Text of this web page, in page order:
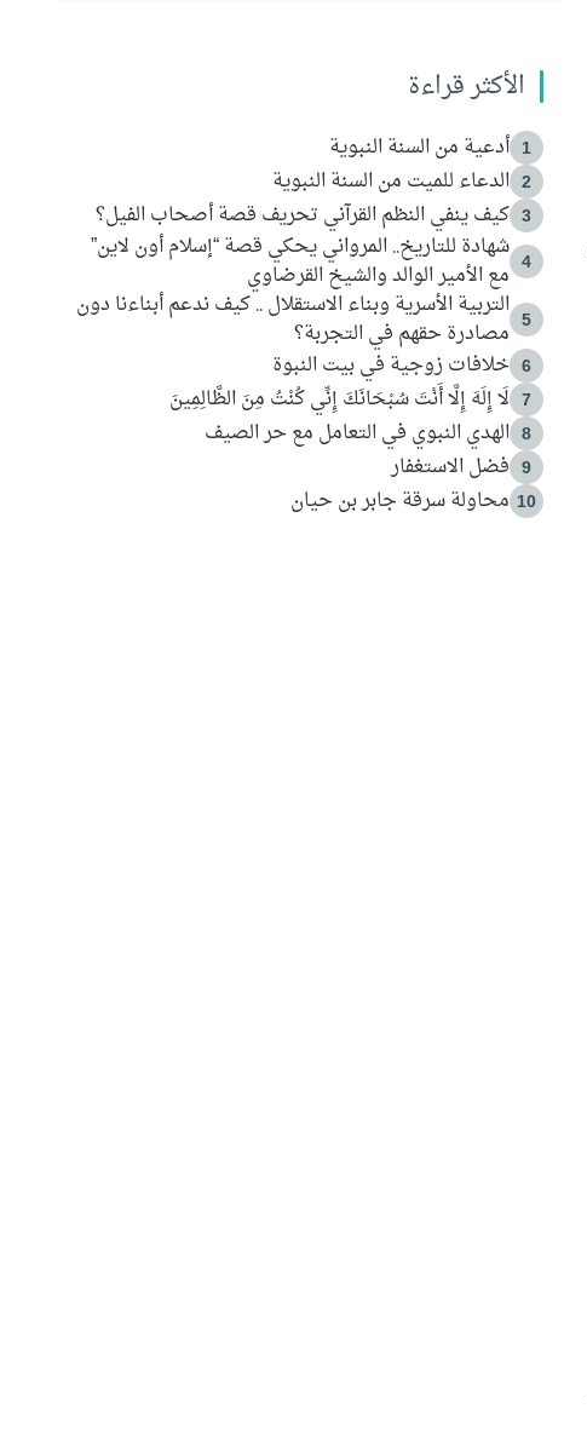
الأكثر قراءة
1 أدعية من السنة النبوية
2 الدعاء للميت من السنة النبوية
3 كيف ينفي النظم القرآني تحريف قصة أصحاب الفيل؟
4
شهادة للتاريخ.. المرواني يحكي قصة “إسلام أون لاين”
مع الأمير الوالد والشيخ القرضاوي
5
التربية الأسرية وبناء الاستقلال .. كيف ندعم أبناءنا دون
مصادرة حقهم في التجربة؟
6 خلافات زوجية في بيت النبوة
7 لَا إِلَهَ إِلَّا أَنْتَ سُبْحَانَكَ إِنِّي كُنْتُ مِنَ الظَّالِمِينَ
8 الهدي النبوي في التعامل مع حر الصيف
9 فضل الاستغفار
10 محاولة سرقة جابر بن حيان